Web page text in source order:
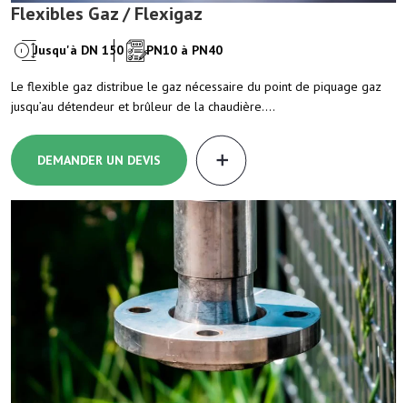
Flexibles Gaz / Flexigaz
Jusqu'à DN 150 PN10 à PN40
Le flexible gaz distribue le gaz nécessaire du point de piquage gaz
jusqu’au détendeur et brûleur de la chaudière.…
DEMANDER UN DEVIS